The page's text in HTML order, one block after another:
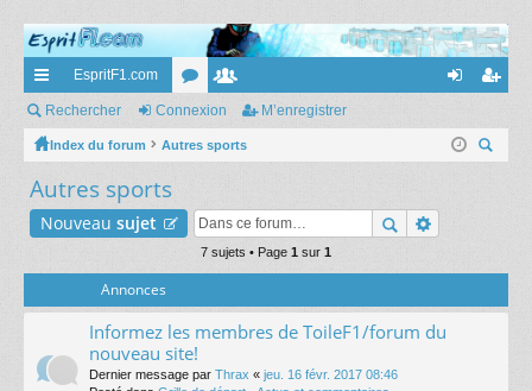
cc
ès
ra
pi
EspritF1.com
or
u
s
e
m
es
ne nr
Rechercher Connexion M’enregistrer
Index du forum
Autres sports
Autres sports
Nouveau sujet
7 sujets • Page 1 sur 1
Annonces
Informez les membres de ToileF1/forum du
nouveau site!
Dernier message par Thrax « jeu. 16 févr. 2017 08:46